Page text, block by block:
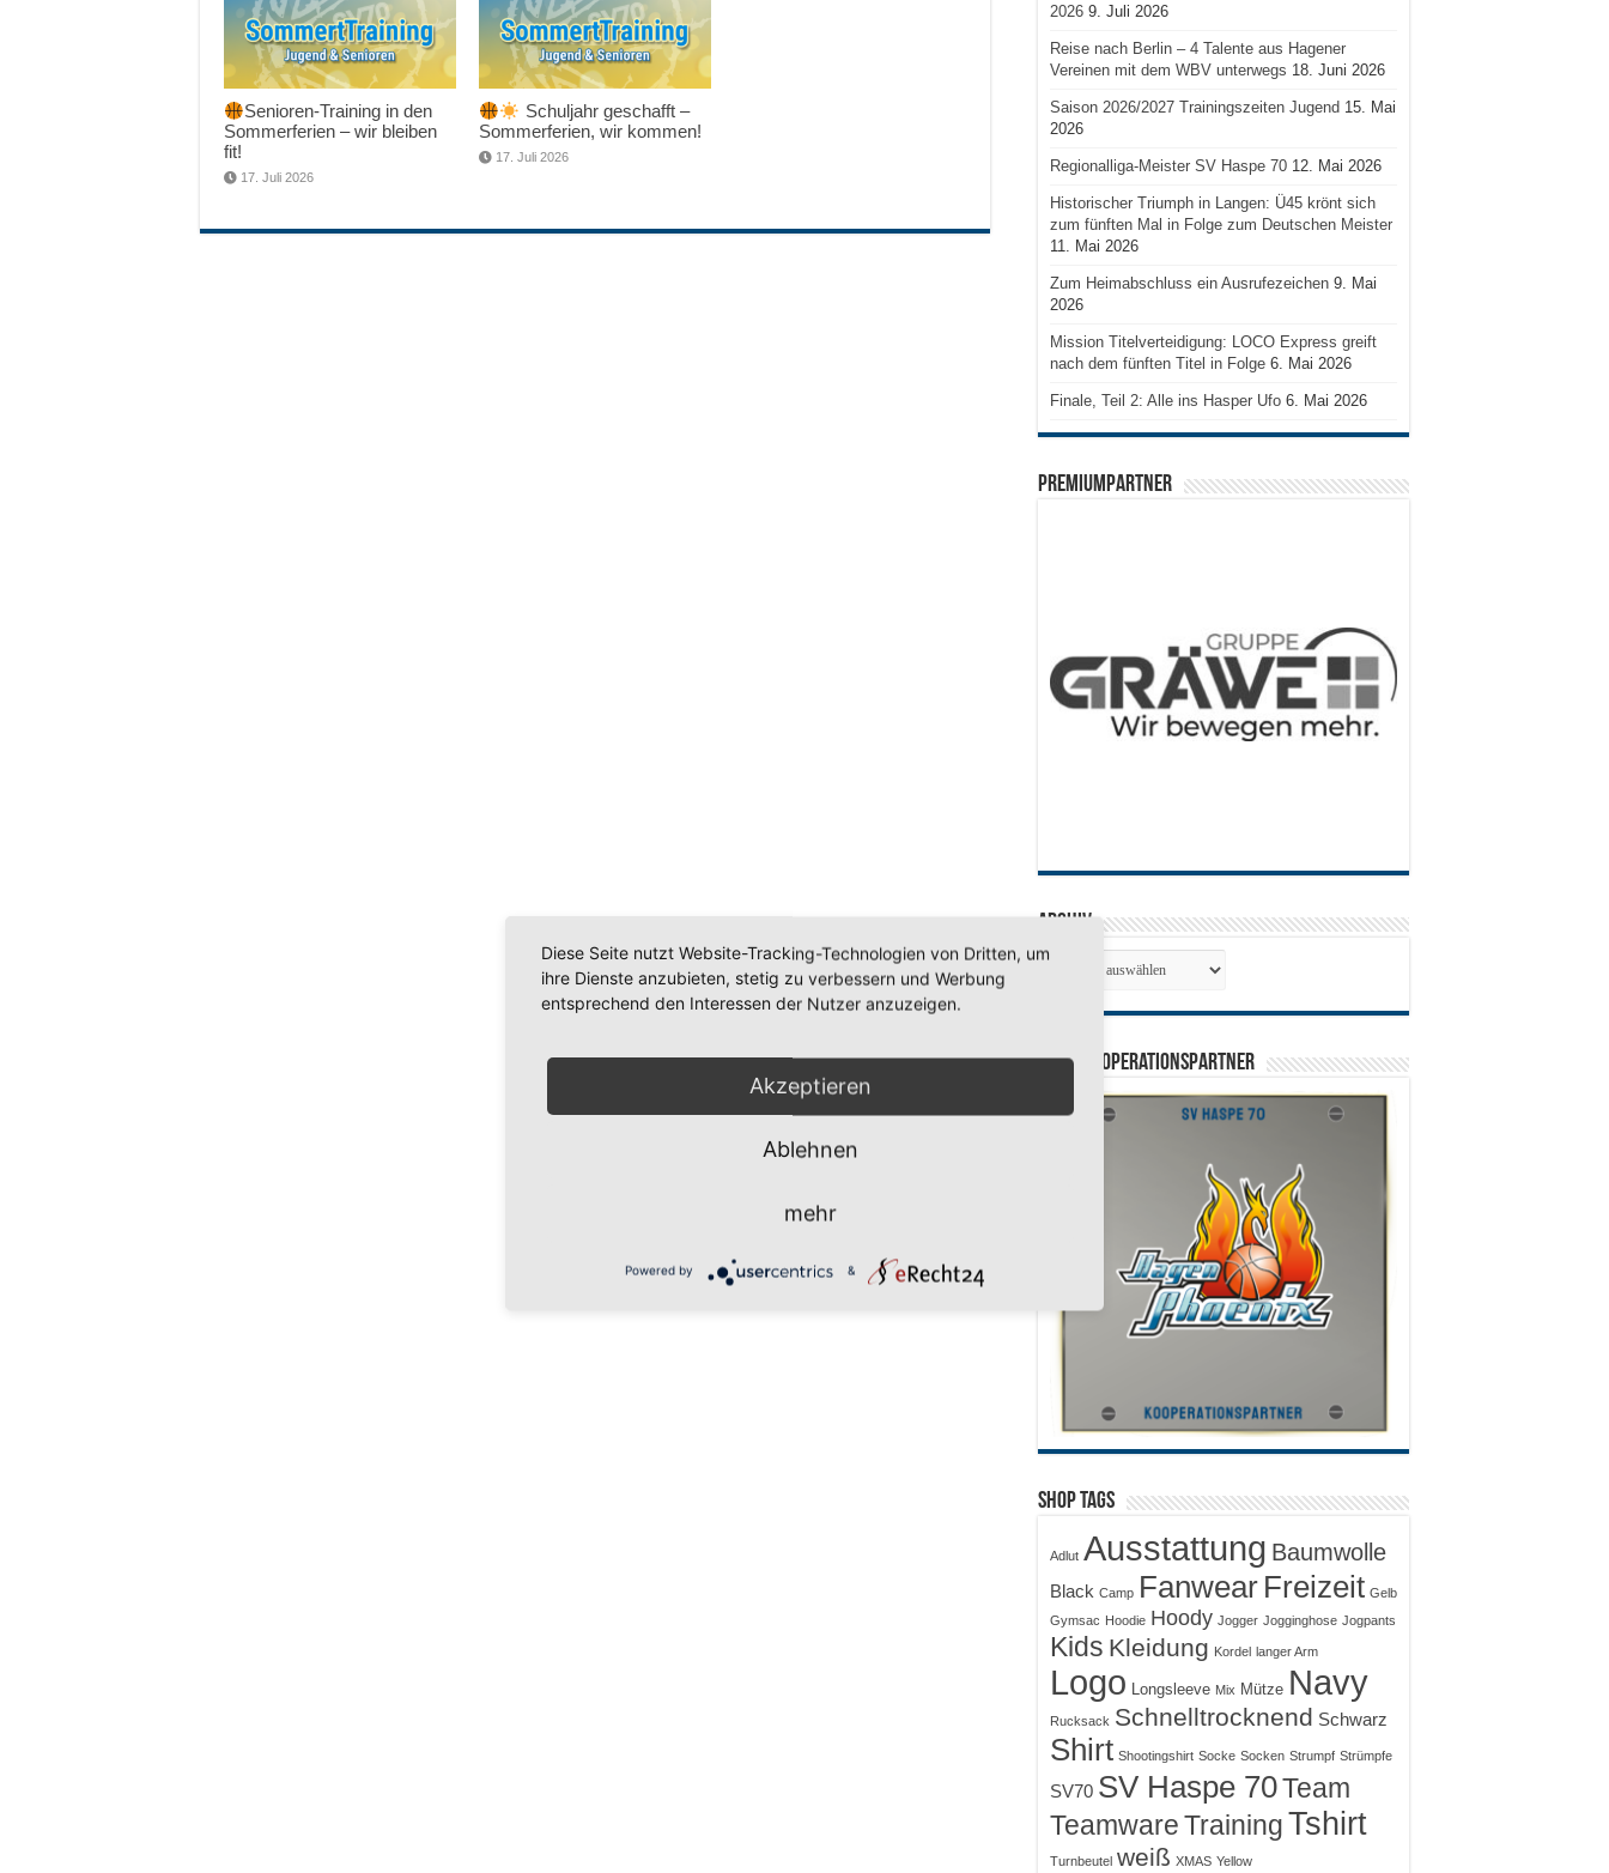
Senioren-Training in den
Sommerferien – wir bleiben
fit!
17. Juli 2026
Schuljahr geschafft –
Sommerferien, wir kommen!
17. Juli 2026
2026 9. Juli 2026
Reise nach Berlin – 4 Talente aus Hagener
Vereinen mit dem WBV unterwegs 18. Juni 2026
Saison 2026/2027 Trainingszeiten Jugend 15. Mai
2026
Regionalliga-Meister SV Haspe 70 12. Mai 2026
Historischer Triumph in Langen: Ü45 krönt sich
zum fünften Mal in Folge zum Deutschen Meister
11. Mai 2026
Zum Heimabschluss ein Ausrufezeichen 9. Mai
2026
Mission Titelverteidigung: LOCO Express greift
nach dem fünften Titel in Folge 6. Mai 2026
Finale, Teil 2: Alle ins Hasper Ufo 6. Mai 2026
PREMIUMPARTNER
Archiv
SV 70 Kooperationspartner
Shop Tags
Adlut Ausstattung Baumwolle
Black Camp Fanwear Freizeit Gelb
Gymsac Hoodie Hoody Jogger Jogginghose Jogpants
Kids Kleidung Kordel langer Arm
Logo Longsleeve Mix Mütze Navy
Rucksack Schnelltrocknend Schwarz
Shirt Shootingshirt Socke Socken Strumpf Strümpfe
SV70 SV Haspe 70Team
Teamware TrainingTshirt
Turnbeutel weiß XMAS Yellow
Diese Seite nutzt Website-Tracking-Technologien von Dritten, um
ihre Dienste anzubieten, stetig zu verbessern und Werbung
entsprechend den Interessen der Nutzer anzuzeigen.
Akzeptieren
Ablehnen
mehr
Powered by &